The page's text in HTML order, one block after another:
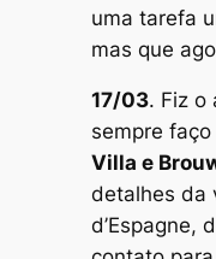
uma tarefa
mas que
17/03. Fiz o
sempre
Villa e
detalhes da
d’Espagne,